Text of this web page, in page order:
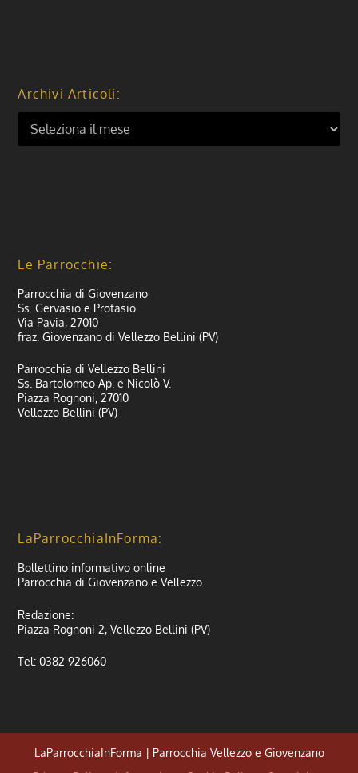
Archivi Articoli:
Le Parrocchie:
Parrocchia di Giovenzano
Ss. Gervasio e Protasio
Via Pavia, 27010
fraz. Giovenzano di Vellezzo Bellini (PV)
Parrocchia di Vellezzo Bellini
Ss. Bartolomeo Ap. e Nicolò V.
Piazza Rognoni, 27010
Vellezzo Bellini (PV)
LaParrocchiaInForma:
Bollettino informativo online
Parrocchia di Giovenzano e Vellezzo
Redazione:
Piazza Rognoni 2, Vellezzo Bellini (PV)
Tel: 0382 926060
LaParrocchiaInForma | Parrocchia Vellezzo e Giovenzano